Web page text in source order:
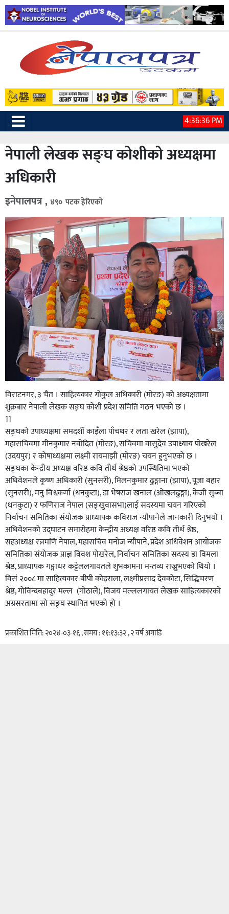
4:36:37 PM
नेपाली लेखक सङ्घ कोशीको अध्यक्षमा
अधिकारी
इनेपालपत्र , ४९० पटक हेरिएको
विराटनगर, ३ चैत । साहित्यकार गोकुल अधिकारी (मोरङ) को अध्यक्षतामा
शुक्रबार नेपाली लेखक सङ्घ कोशी प्रदेश समिति गठन भएको छ ।
11
सङ्घको उपाध्यक्षमा समदर्शी काइँला पाँचथर र लता खरेल (झापा),
महासचिवमा मीनकुमार नवोदित (मोरङ), सचिवमा वासुदेव उपाध्याय पोखरेल
(उदयपुर) र कोषाध्यक्षमा लक्ष्मी रायमाझी (मोरङ) चयन हुनुभएको छ ।
सङ्घका केन्द्रीय अध्यक्ष वरिष्ठ कवि तीर्थ श्रेष्ठको उपस्थितिमा भएको
अधिवेशनले कृष्ण अधिकारी (सुनसरी), मिलनकुमार ढुङ्गाना (झापा), पूजा बहार
(सुनसरी), मनु विश्वकर्मा (धनकुटा), डा भेषराज खनाल (ओखलढुङ्गा), केजी सुब्बा
(धनकुटा) र फणिराज नेपाल (सङ्खुवासभा)लाई सदस्यमा चयन गरिएको
निर्वाचन समितिका संयोजक प्राध्यापक कविराज न्यौपानेले जानकारी दिनुभयो ।
अधिवेशनको उद्घाटन समारोहमा केन्द्रीय अध्यक्ष वरिष्ठ कवि तीर्थ श्रेष्ठ,
सहअध्यक्ष रत्नमणि नेपाल, महासचिव मनोज न्यौपाने, प्रदेश अधिवेशन आयोजक
समितिका संयोजक प्राज्ञ विवश पोखरेल, निर्वाचन समितिका सदस्य डा विमला
श्रेष्ठ, प्राध्यापक गङ्गाधर कट्टेललगायतले शुभकामना मन्तव्य राख्नुभएको थियो ।
विसं २००८ मा साहित्यकार बीपी कोइराला, लक्ष्मीप्रसाद देवकोटा, सिद्धिचरण
श्रेष्ठ, गोविन्दबहादुर मल्ल (गोठाले), विजय मल्ललगायत लेखक साहित्यकारको
अग्रसरतामा सो सङ्घ स्थापित भएको हो ।
प्रकाशित मिति: २०२४-०३-१६ , समय : ११:१३:३२ , २ वर्ष अगाडि